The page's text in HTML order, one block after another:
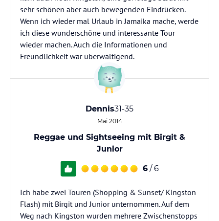
sehr schönen aber auch bewegenden Eindrücken.
Wenn ich wieder mal Urlaub in Jamaika mache, werde
ich diese wunderschöne und interessante Tour
wieder machen. Auch die Informationen und
Freundlichkeit war überwältigend.
Dennis31-35
Mai 2014
Reggae und Sightseeing mit Birgit &
Junior
6 / 6
Ich habe zwei Touren (Shopping & Sunset/ Kingston
Flash) mit Birgit und Junior unternommen. Auf dem
Weg nach Kingston wurden mehrere Zwischenstopps